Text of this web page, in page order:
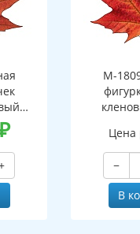
М-
Цена
−
В